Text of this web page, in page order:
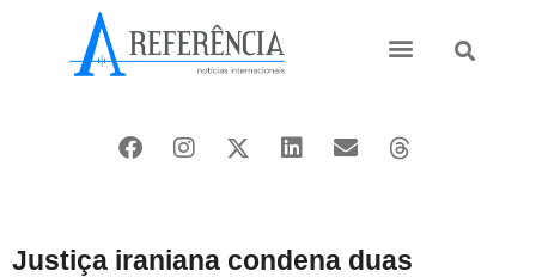
Justiça iraniana condena duas